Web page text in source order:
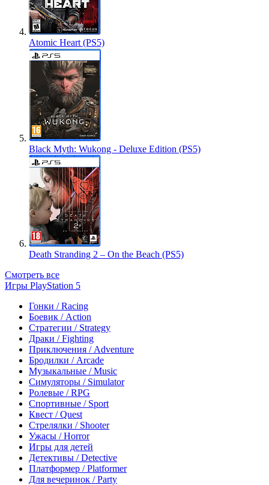
Atomic Heart (PS5)
Black Myth: Wukong - Deluxe Edition (PS5)
Death Stranding 2 – On the Beach (PS5)
Смотреть все
Игры PlayStation 5
Гонки / Racing
Боевик / Action
Стратегии / Strategy
Драки / Fighting
Приключения / Adventure
Бродилки / Arcade
Музыкальные / Music
Симуляторы / Simulator
Ролевые / RPG
Спортивные / Sport
Квест / Quest
Стрелялки / Shooter
Ужасы / Horror
Игры для детей
Детективы / Detective
Платформер / Platformer
Для вечеринок / Party